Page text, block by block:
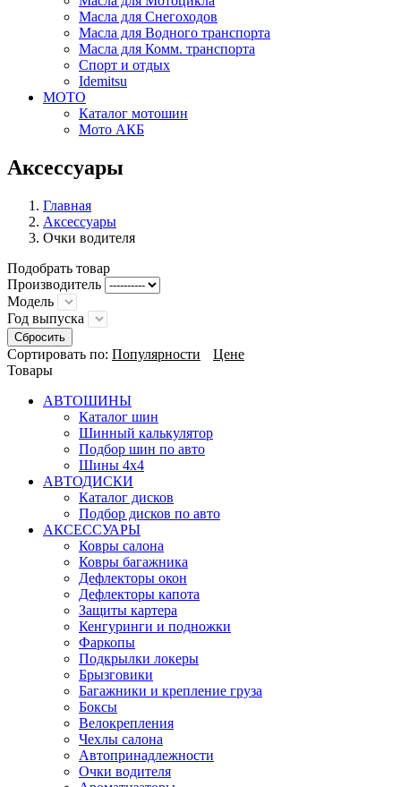
Масла для Снегоходов
Масла для Водного транспорта
Масла для Комм. транспорта
Спорт и отдых
Idemitsu
МОТО
Каталог мотошин
Мото АКБ
Aксессуары
Главная
Аксессуары
Очки водителя
Подобрать товар
Производитель
Модель
Год выпуска
Сбросить
Сортировать по: Популярности
Цене
Товары
АВТОШИНЫ
Каталог шин
Шинный калькулятор
Подбор шин по авто
Шины 4x4
АВТОДИСКИ
Каталог дисков
Подбор дисков по авто
АКСЕССУАРЫ
Ковры салона
Ковры багажника
Дефлекторы окон
Дефлекторы капота
Защиты картера
Кенгуринги и подножки
Фаркопы
Подкрылки локеры
Брызговики
Багажники и крепление груза
Боксы
Велокрепления
Чехлы салона
Автопринадлежности
Очки водителя